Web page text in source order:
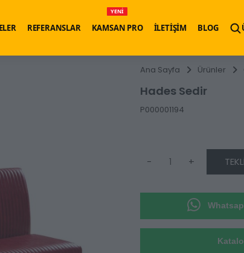
REFERANSLAR
YENİ
KAMSAN PRO İLETİŞİM BLOG
Ana Sayfa Ürünler
Hades Sedir
P000001194
- +